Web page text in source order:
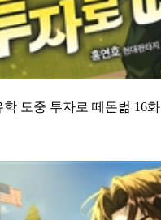
학 도중 투자로 떼돈벎 16화